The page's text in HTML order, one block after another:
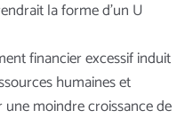
la forme d’un U
financier excessif induit
humaines et
moindre croissance de